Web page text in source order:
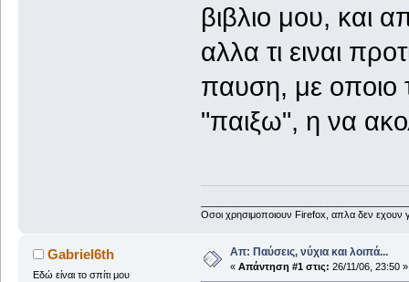
βιβλιο μου, και
αλλα τι ειναι
παυση, με οποιο
"παιξω", η να
Οσοι χρησιμοποιουν Firefox, απλα δεν εχουν
Gabriel6th
Εδώ είναι το σπίτι μου
Απ: Παύσεις, νύχια και λοιπά...
« Απάντηση #1 στις: 26/11/06, 23:50 »